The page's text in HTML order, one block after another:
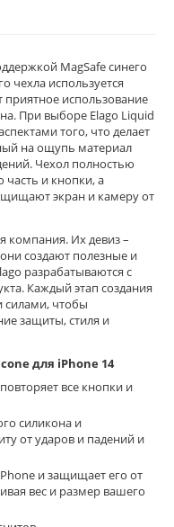
MagSafe синего
чехла используется
использование
При выборе Elago Liquid
того, что делает
на ощупь материал
Чехол полностью
и кнопки, а
экран и камеру от
компания. Их девиз –
создают полезные и
разрабатываются с
Каждый этап создания
силами, чтобы
защиты, стиля и
для iPhone 14
все кнопки и
силикона и
от ударов и падений и
и защищает его от
вес и размер вашего